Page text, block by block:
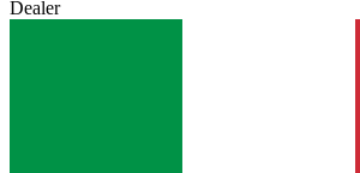
Dealer